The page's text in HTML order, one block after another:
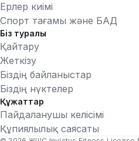
Ерлер киімі
Спорт тағамы және БАД
Біз туралы
Қайтару
Жеткізу
Біздің байланыстар
Біздің нүктелер
Құжаттар
Пайдаланушы келісімі
Құпиялылық саясаты